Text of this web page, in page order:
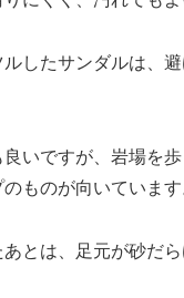
したサンダルは、
いですが、岩場を
ものが向いています
とは、足元が砂だ